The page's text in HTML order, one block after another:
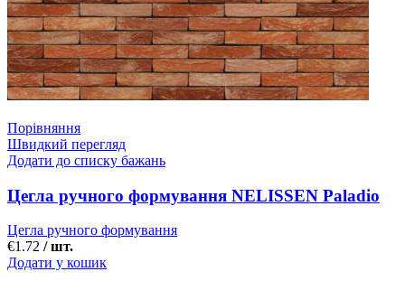
Порівняння
Швидкий перегляд
Додати до списку бажань
Цегла ручного формування NELISSEN Paladio
Цегла ручного формування
€1.72 / шт.
Додати у кошик